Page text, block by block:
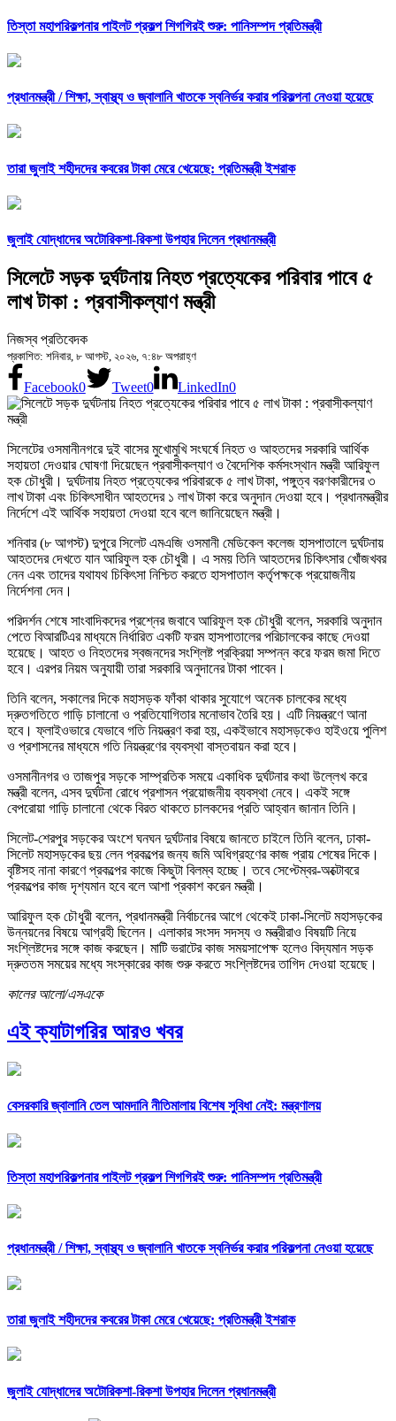
তিস্তা মহাপরিকল্পনার পাইলট প্রকল্প শিগগিরই শুরু: পানিসম্পদ প্রতিমন্ত্রী
প্রধানমন্ত্রী /শিক্ষা, স্বাস্থ্য ও জ্বালানি খাতকে স্বনির্ভর করার পরিকল্পনা নেওয়া হয়েছে
তারা জুলাই শহীদদের কবরের টাকা মেরে খেয়েছে: প্রতিমন্ত্রী ইশরাক
জুলাই যোদ্ধাদের অটোরিকশা-রিকশা উপহার দিলেন প্রধানমন্ত্রী
সিলেটে সড়ক দুর্ঘটনায় নিহত প্রত্যেকের পরিবার পাবে ৫
লাখ টাকা : প্রবাসীকল্যাণ মন্ত্রী
নিজস্ব প্রতিবেদক
প্রকাশিত: শনিবার, ৮ আগস্ট, ২০২৬, ৭:৪৮ অপরাহ্ণ
Facebook0 Tweet0 LinkedIn0
সিলেটের ওসমানীনগরে দুই বাসের মুখোমুখি সংঘর্ষে নিহত ও আহতদের সরকারি আর্থিক
সহায়তা দেওয়ার ঘোষণা দিয়েছেন প্রবাসীকল্যাণ ও বৈদেশিক কর্মসংস্থান মন্ত্রী আরিফুল
হক চৌধুরী। দুর্ঘটনায় নিহত প্রত্যেকের পরিবারকে ৫ লাখ টাকা, পঙ্গুত্ব বরণকারীদের ৩
লাখ টাকা এবং চিকিৎসাধীন আহতদের ১ লাখ টাকা করে অনুদান দেওয়া হবে। প্রধানমন্ত্রীর
নির্দেশে এই আর্থিক সহায়তা দেওয়া হবে বলে জানিয়েছেন মন্ত্রী।
শনিবার (৮ আগস্ট) দুপুরে সিলেট এমএজি ওসমানী মেডিকেল কলেজ হাসপাতালে দুর্ঘটনায়
আহতদের দেখতে যান আরিফুল হক চৌধুরী। এ সময় তিনি আহতদের চিকিৎসার খোঁজখবর
নেন এবং তাদের যথাযথ চিকিৎসা নিশ্চিত করতে হাসপাতাল কর্তৃপক্ষকে প্রয়োজনীয়
নির্দেশনা দেন।
পরিদর্শন শেষে সাংবাদিকদের প্রশ্নের জবাবে আরিফুল হক চৌধুরী বলেন, সরকারি অনুদান
পেতে বিআরটিএর মাধ্যমে নির্ধারিত একটি ফরম হাসপাতালের পরিচালকের কাছে দেওয়া
হয়েছে। আহত ও নিহতদের স্বজনদের সংশ্লিষ্ট প্রক্রিয়া সম্পন্ন করে ফরম জমা দিতে
হবে। এরপর নিয়ম অনুযায়ী তারা সরকারি অনুদানের টাকা পাবেন।
তিনি বলেন, সকালের দিকে মহাসড়ক ফাঁকা থাকার সুযোগে অনেক চালকের মধ্যে
দ্রুতগতিতে গাড়ি চালানো ও প্রতিযোগিতার মনোভাব তৈরি হয়। এটি নিয়ন্ত্রণে আনা
হবে। ফ্লাইওভারে যেভাবে গতি নিয়ন্ত্রণ করা হয়, একইভাবে মহাসড়কেও হাইওয়ে পুলিশ
ও প্রশাসনের মাধ্যমে গতি নিয়ন্ত্রণের ব্যবস্থা বাস্তবায়ন করা হবে।
ওসমানীনগর ও তাজপুর সড়কে সাম্প্রতিক সময়ে একাধিক দুর্ঘটনার কথা উল্লেখ করে
মন্ত্রী বলেন, এসব দুর্ঘটনা রোধে প্রশাসন প্রয়োজনীয় ব্যবস্থা নেবে। একই সঙ্গে
বেপরোয়া গাড়ি চালানো থেকে বিরত থাকতে চালকদের প্রতি আহ্বান জানান তিনি।
সিলেট-শেরপুর সড়কের অংশে ঘনঘন দুর্ঘটনার বিষয়ে জানতে চাইলে তিনি বলেন, ঢাকা-
সিলেট মহাসড়কের ছয় লেন প্রকল্পের জন্য জমি অধিগ্রহণের কাজ প্রায় শেষের দিকে।
বৃষ্টিসহ নানা কারণে প্রকল্পের কাজে কিছুটা বিলম্ব হচ্ছে। তবে সেপ্টেম্বর-অক্টোবরে
প্রকল্পের কাজ দৃশ্যমান হবে বলে আশা প্রকাশ করেন মন্ত্রী।
আরিফুল হক চৌধুরী বলেন, প্রধানমন্ত্রী নির্বাচনের আগে থেকেই ঢাকা-সিলেট মহাসড়কের
উন্নয়নের বিষয়ে আগ্রহী ছিলেন। এলাকার সংসদ সদস্য ও মন্ত্রীরাও বিষয়টি নিয়ে
সংশ্লিষ্টদের সঙ্গে কাজ করছেন। মাটি ভরাটের কাজ সময়সাপেক্ষ হলেও বিদ্যমান সড়ক
দ্রুততম সময়ের মধ্যে সংস্কারের কাজ শুরু করতে সংশ্লিষ্টদের তাগিদ দেওয়া হয়েছে।
কালের আলো/এসএকে
এই ক্যাটাগরির আরও খবর
বেসরকারি জ্বালানি তেল আমদানি নীতিমালায় বিশেষ সুবিধা নেই: মন্ত্রণালয়
তিস্তা মহাপরিকল্পনার পাইলট প্রকল্প শিগগিরই শুরু: পানিসম্পদ প্রতিমন্ত্রী
প্রধানমন্ত্রী /শিক্ষা, স্বাস্থ্য ও জ্বালানি খাতকে স্বনির্ভর করার পরিকল্পনা নেওয়া হয়েছে
তারা জুলাই শহীদদের কবরের টাকা মেরে খেয়েছে: প্রতিমন্ত্রী ইশরাক
জুলাই যোদ্ধাদের অটোরিকশা-রিকশা উপহার দিলেন প্রধানমন্ত্রী